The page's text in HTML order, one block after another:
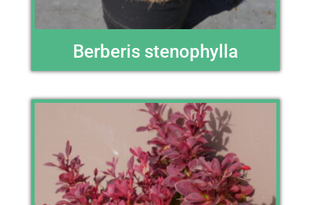
Berberis stenophylla